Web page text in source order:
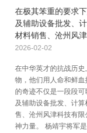
在极其笨重的要求
及辅助设备批发、
材料销售、沧州风
2026-02-02
在中华英才的抗战历
物，他们用人命和鲜
的奇迹不仅是一段段
及辅助设备批发、计
售、沧州风津科技有
神力量。 杨靖宇将军